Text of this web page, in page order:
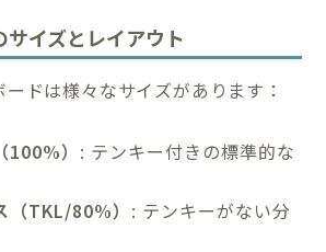
イズとレイアウト
ドは様々なサイズがあります：
） : テンキー付きの標準的な
（TKL/80%） : テンキーがない分